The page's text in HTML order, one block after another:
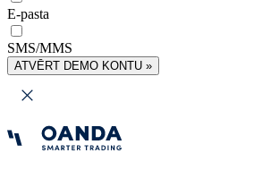
E-pasta
SMS/MMS
ATVĒRT DEMO KONTU »